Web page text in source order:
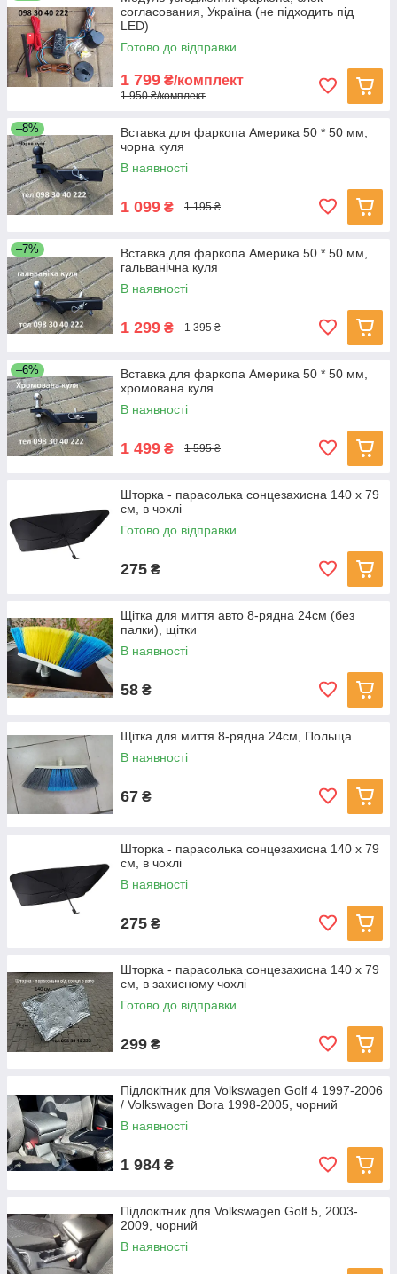
согласования, Україна (не підходить під
LED)
Готово до відправки
1 799 ₴/комплект
1 950 ₴/комплект
–8%
Вставка для фаркопа Америка 50 * 50 мм,
чорна куля
В наявності
1 099 ₴ 1 195 ₴
–7%
Вставка для фаркопа Америка 50 * 50 мм,
гальванічна куля
В наявності
1 299 ₴ 1 395 ₴
–6%
Вставка для фаркопа Америка 50 * 50 мм,
хромована куля
В наявності
1 499 ₴ 1 595 ₴
Шторка - парасолька сонцезахисна 140 х 79
см, в чохлі
Готово до відправки
275 ₴
Щітка для миття авто 8-рядна 24см (без
палки), щітки
В наявності
58 ₴
Щітка для миття 8-рядна 24см, Польща
В наявності
67 ₴
Шторка - парасолька сонцезахисна 140 х 79
см, в чохлі
В наявності
275 ₴
Шторка - парасолька сонцезахисна 140 х 79
см, в захисному чохлі
Готово до відправки
299 ₴
Підлокітник для Volkswagen Golf 4 1997-2006
/ Volkswagen Bora 1998-2005, чорний
В наявності
1 984 ₴
Підлокітник для Volkswagen Golf 5, 2003-
2009, чорний
В наявності